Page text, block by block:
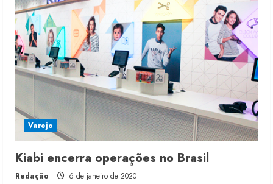
Varejo
Kiabi encerra operações no Brasil
Redação 6 de janeiro de 2020
Moda vende US$63,7 bilhões em
produtos licenciados
6 de agosto de 2026